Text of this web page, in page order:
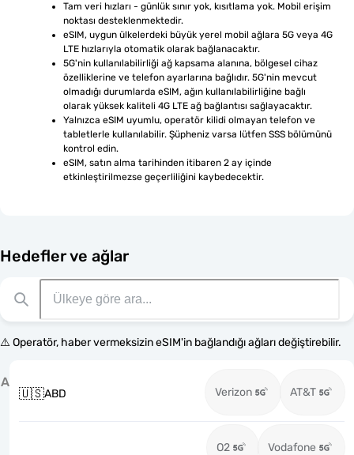
Tam veri hızları - günlük sınır yok, kısıtlama yok. Mobil erişim
noktası desteklenmektedir.
eSIM, uygun ülkelerdeki büyük yerel mobil ağlara 5G veya 4G
LTE hızlarıyla otomatik olarak bağlanacaktır.
5G'nin kullanılabilirliği ağ kapsama alanına, bölgesel cihaz
özelliklerine ve telefon ayarlarına bağlıdır. 5G'nin mevcut
olmadığı durumlarda eSIM, ağın kullanılabilirliğine bağlı
olarak yüksek kaliteli 4G LTE ağ bağlantısı sağlayacaktır.
Yalnızca eSIM uyumlu, operatör kilidi olmayan telefon ve
tabletlerle kullanılabilir. Şüpheniz varsa lütfen SSS bölümünü
kontrol edin.
eSIM, satın alma tarihinden itibaren 2 ay içinde
etkinleştirilmezse geçerliliğini kaybedecektir.
Hedefler ve ağlar
⚠️ Operatör, haber vermeksizin eSIM'in bağlandığı ağları değiştirebilir.
A
🇺🇸ABD Verizon AT&T
O2 Vodafone